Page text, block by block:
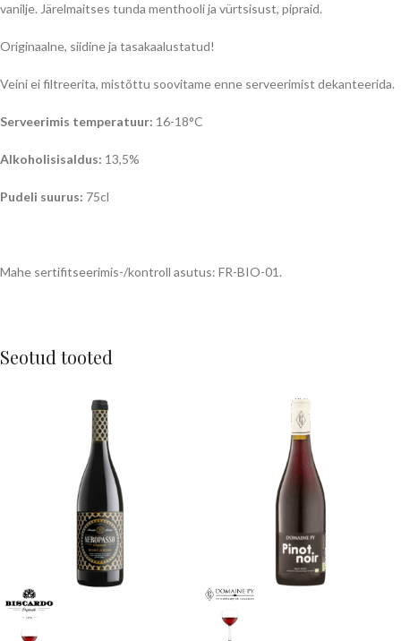
vanilje. Järelmaitses tunda menthooli ja vürtsisust, pipraid.
Originaalne, siidine ja tasakaalustatud!
Veini ei filtreerita, mistõttu soovitame enne serveerimist dekanteerida.
Serveerimis temperatuur: 16-18°C
Alkoholisisaldus: 13,5%
Pudeli suurus: 75cl
Mahe sertifitseerimis-/kontroll asutus: FR-BIO-01.
Seotud tooted